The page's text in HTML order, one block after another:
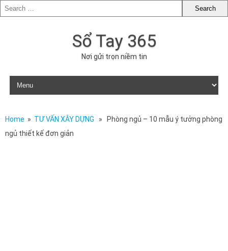
Sổ Tay 365
Nơi gửi trọn niềm tin
Skip to content
Home » TƯ VẤN XÂY DỰNG » Phòng ngủ – 10 mẫu ý tưởng phòng
ngủ thiết kế đơn giản